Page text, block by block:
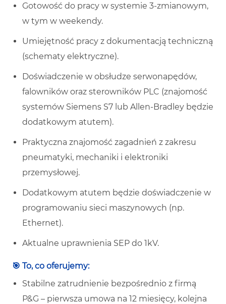
Gotowość do pracy w systemie 3-zmianowym,
w tym w weekendy.
Umiejętność pracy z dokumentacją techniczną
(schematy elektryczne).
Doświadczenie w obsłudze serwonapędów,
falowników oraz sterowników PLC (znajomość
systemów Siemens S7 lub Allen-Bradley będzie
dodatkowym atutem).
Praktyczna znajomość zagadnień z zakresu
pneumatyki, mechaniki i elektroniki
przemysłowej.
Dodatkowym atutem będzie doświadczenie w
programowaniu sieci maszynowych (np.
Ethernet).
Aktualne uprawnienia SEP do 1kV.
🎯 To, co oferujemy:
Stabilne zatrudnienie bezpośrednio z firmą
P&G – pierwsza umowa na 12 miesięcy, kolejna